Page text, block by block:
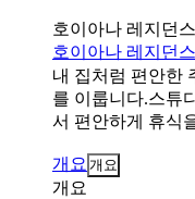
호이아나 레지던스
호이아나 레지던스
내 집처럼 편안한
를 이룹니다.스튜
서 편안하게 휴식
개요 개요
개요